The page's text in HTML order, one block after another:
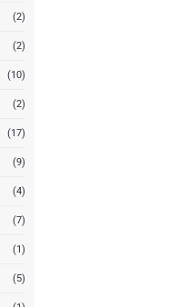
(2)
(2)
(10)
(2)
(17)
(9)
(4)
(7)
(1)
(5)